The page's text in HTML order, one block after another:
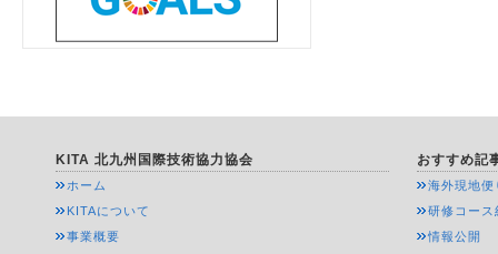
KITA 北九州国際技術協力協会
ホーム
KITAについて
事業概要
おすすめ記
海外現地便
研修コース
情報公開